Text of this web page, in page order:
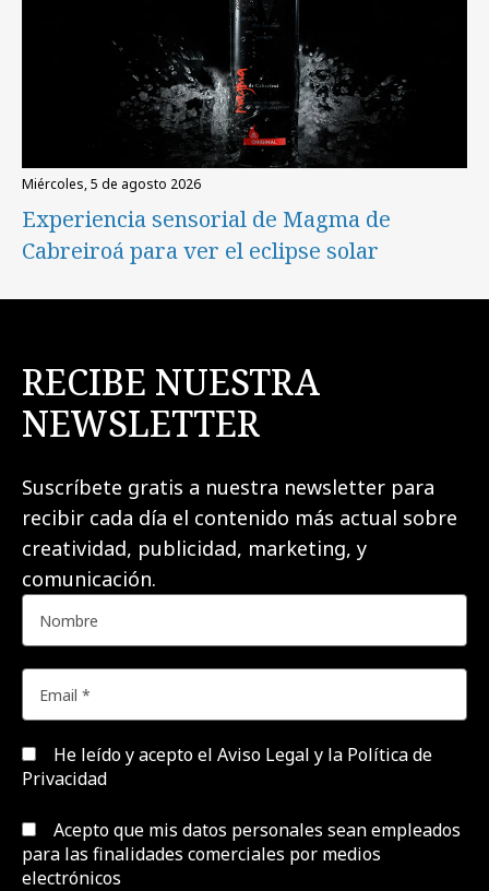
miércoles, 5 de agosto 2026
Experiencia sensorial de Magma de
Cabreiroá para ver el eclipse solar
RECIBE NUESTRA
NEWSLETTER
Suscríbete gratis a nuestra newsletter para
recibir cada día el contenido más actual sobre
creatividad, publicidad, marketing, y
comunicación.
He leído y acepto el Aviso Legal y la Política de
Privacidad
Acepto que mis datos personales sean empleados
para las finalidades comerciales por medios
electrónicos